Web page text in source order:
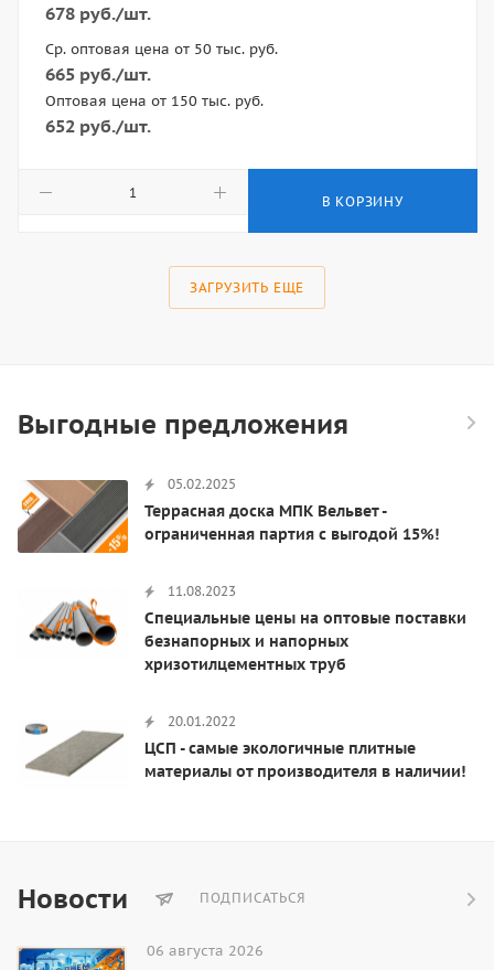
678 руб./шт.
Ср. оптовая цена от 50 тыс. руб.
665 руб./шт.
Оптовая цена от 150 тыс. руб.
652 руб./шт.
В КОРЗИНУ
ЗАГРУЗИТЬ ЕЩЕ
Выгодные предложения
05.02.2025
Террасная доска МПК Вельвет -
ограниченная партия с выгодой 15%!
11.08.2023
Специальные цены на оптовые поставки
безнапорных и напорных
хризотилцементных труб
20.01.2022
ЦСП - самые экологичные плитные
материалы от производителя в наличии!
Новости ПОДПИСАТЬСЯ
06 августа 2026